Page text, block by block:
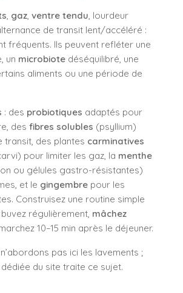
gaz ventre tendu , lourdeur
de transit lent/accéléré :
fréquents. Ils peuvent refléter une
un microbiote déséquilibré, une
aliments ou une période de
: des probiotiques adaptés pour
des fibres solubles (psyllium)
transit, des plantes carminatives
pour limiter les gaz, la menthe
ou gélules gastro-résistantes)
et le gingembre pour les
Construisez une routine simple
régulièrement, mâchez
10–15 min après le déjeuner.
pas ici les lavements ;
du site traite ce sujet.